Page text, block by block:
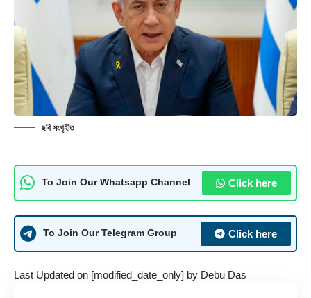
ছবি সংগৃহীত
To Join Our Whatsapp Channel Click here
To Join Our Telegram Group Click here
Last Updated on [modified_date_only] by Debu Das